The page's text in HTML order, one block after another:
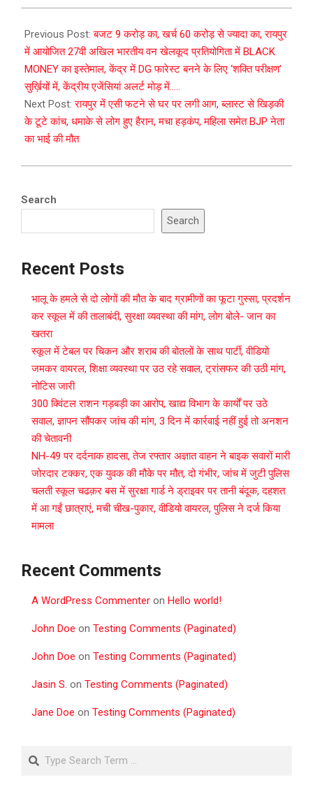
10-
25
Previous Post:बजट 9 करोड़ का, खर्च 60 करोड़ से ज्यादा का, रायपुर
में आयोजित 27वी अखिल भारतीय वन खेलकूद प्रतियोगिता में BLACK
MONEY का इस्तेमाल, केंद्र में DG फारेस्ट बनने के लिए ‘शक्ति परीक्षण’
सुर्ख़ियों में, केंद्रीय एजेंसियां अलर्ट मोड़ में…..
Next Post:रायपुर में एसी फटने से घर पर लगी आग, ब्लास्ट से खिड़की
के टूटे कांच, धमाके से लोग हुए हैरान, मचा हड़कंप, महिला समेत BJP नेता
का भाई की मौत
Search
Search
Recent Posts
भालू के हमले से दो लोगों की मौत के बाद ग्रामीणों का फूटा गुस्सा, प्रदर्शन
कर स्कूल में की तालाबंदी, सुरक्षा व्यवस्था की मांग, लोग बोले- जान का
खतरा
स्कूल में टेबल पर चिकन और शराब की बोतलों के साथ पार्टी, वीडियो
जमकर वायरल, शिक्षा व्यवस्था पर उठ रहे सवाल, ट्रांसफर की उठी मांग,
नोटिस जारी
300 क्विंटल राशन गड़बड़ी का आरोप, खाद्य विभाग के कार्यों पर उठे
सवाल, ज्ञापन सौंपकर जांच की मांग, 3 दिन में कार्रवाई नहीं हुई तो अनशन
की चेतावनी
NH-49 पर दर्दनाक हादसा, तेज रफ्तार अज्ञात वाहन ने बाइक सवारों मारी
जोरदार टक्कर, एक युवक की मौके पर मौत, दो गंभीर, जांच में जुटी पुलिस
चलती स्कूल चढक़र बस में सुरक्षा गार्ड ने ड्राइवर पर तानी बंदूक, दहशत
में आ गईं छात्राएं, मची चीख-पुकार, वीडियो वायरल, पुलिस ने दर्ज किया
मामला
Recent Comments
A WordPress Commenter on Hello world!
John Doe on Testing Comments (Paginated)
John Doe on Testing Comments (Paginated)
Jasin S. on Testing Comments (Paginated)
Jane Doe on Testing Comments (Paginated)
Search